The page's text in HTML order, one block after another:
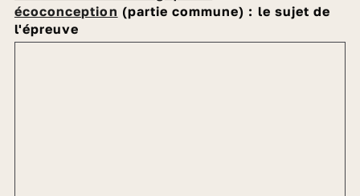
écoconception (partie commune) : le sujet de
l'épreuve